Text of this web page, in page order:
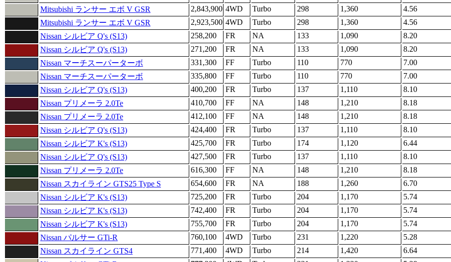
Mitsubishi ランサー エボ V GSR
2,843,900 4WD Turbo 298 1,360 4.56
Mitsubishi ランサー エボ V GSR
2,923,500 4WD Turbo 298 1,360 4.56
Nissan シルビア Q's (S13)
258,200 FR NA 133 1,090 8.20
Nissan シルビア Q's (S13)
271,200 FR NA 133 1,090 8.20
Nissan マーチスーパーターボ
331,300 FF Turbo 110 770 7.00
Nissan マーチスーパーターボ
335,800 FF Turbo 110 770 7.00
Nissan シルビア Q's (S13)
400,200 FR Turbo 137 1,110 8.10
Nissan プリメーラ 2.0Te
410,700 FF NA 148 1,210 8.18
Nissan プリメーラ 2.0Te
412,100 FF NA 148 1,210 8.18
Nissan シルビア Q's (S13)
424,400 FR Turbo 137 1,110 8.10
Nissan シルビア K's (S13)
425,700 FR Turbo 174 1,120 6.44
Nissan シルビア Q's (S13)
427,500 FR Turbo 137 1,110 8.10
Nissan プリメーラ 2.0Te
616,300 FF NA 148 1,210 8.18
Nissan スカイライン GTS25 Type S
654,600 FR NA 188 1,260 6.70
Nissan シルビア K's (S13)
725,200 FR Turbo 204 1,170 5.74
Nissan シルビア K's (S13)
742,400 FR Turbo 204 1,170 5.74
Nissan シルビア K's (S13)
755,700 FR Turbo 204 1,170 5.74
Nissan パルサー GTi-R
760,100 4WD Turbo 231 1,220 5.28
Nissan スカイライン GTS4
771,400 4WD Turbo 214 1,420 6.64